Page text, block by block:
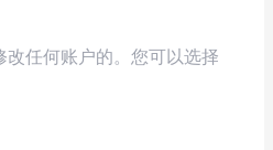
改任何账户的。您可以选择